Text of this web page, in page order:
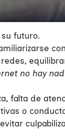
futuro.
no hay
falta de
o